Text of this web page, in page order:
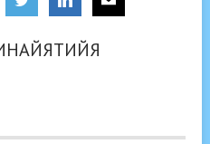
ИНАЙЯТИЙЯ